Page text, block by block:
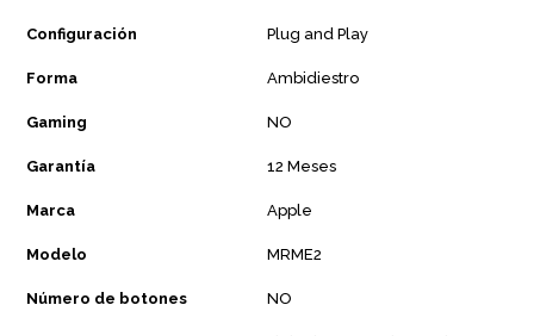
Configuración Plug and Play
Forma Ambidiestro
Gaming NO
Garantía 12 Meses
Marca Apple
Modelo MRME2
Número de botones NO